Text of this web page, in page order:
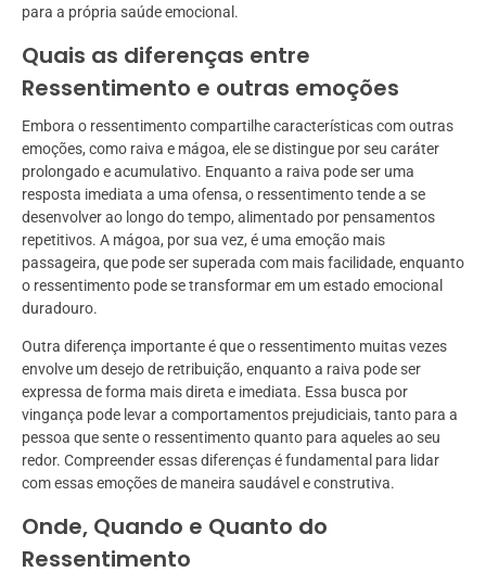
para a própria saúde emocional.
Quais as diferenças entre
Ressentimento e outras emoções
Embora o ressentimento compartilhe características com outras
emoções, como raiva e mágoa, ele se distingue por seu caráter
prolongado e acumulativo. Enquanto a raiva pode ser uma
resposta imediata a uma ofensa, o ressentimento tende a se
desenvolver ao longo do tempo, alimentado por pensamentos
repetitivos. A mágoa, por sua vez, é uma emoção mais
passageira, que pode ser superada com mais facilidade, enquanto
o ressentimento pode se transformar em um estado emocional
duradouro.
Outra diferença importante é que o ressentimento muitas vezes
envolve um desejo de retribuição, enquanto a raiva pode ser
expressa de forma mais direta e imediata. Essa busca por
vingança pode levar a comportamentos prejudiciais, tanto para a
pessoa que sente o ressentimento quanto para aqueles ao seu
redor. Compreender essas diferenças é fundamental para lidar
com essas emoções de maneira saudável e construtiva.
Onde, Quando e Quanto do
Ressentimento